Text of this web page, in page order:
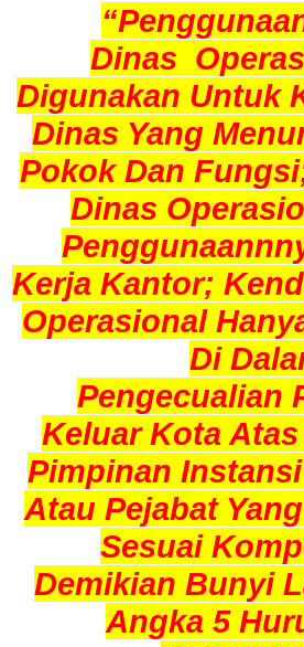
Dinas
Digunakan Untuk
Dinas Yang
Pokok Dan
Dinas
Kerja Kantor;
Operasional
Di
Pengecualian
Keluar Kota
Pimpinan
Atau Pejabat
Sesuai
Demikian Bunyi
Angka 5